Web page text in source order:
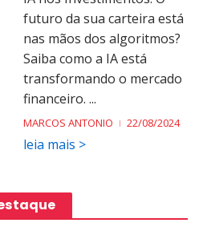
futuro da sua carteira está
nas mãos dos algoritmos?
Saiba como a IA está
transformando o mercado
financeiro. ...
MARCOS ANTONIO 22/08/2024
leia mais >